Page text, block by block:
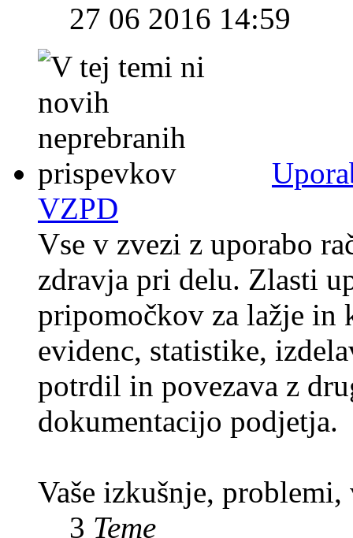
27 06 2016 14:59
VZPD
Vse v zvezi z uporabo
zdravja pri delu. Zlasti
pripomočkov za lažje in
evidenc, statistike,
potrdil in povezava z
dokumentacijo podjetja.
Vaše izkušnje,
3 Teme